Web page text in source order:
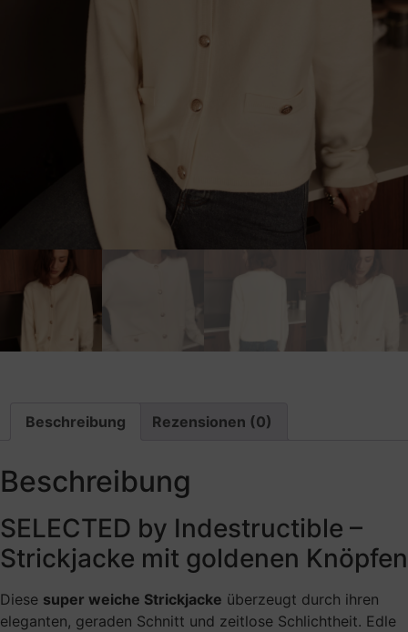
Beschreibung Rezensionen (0)
Beschreibung
SELECTED by Indestructible –
Strickjacke mit goldenen Knöpfen
Diese super weiche Strickjacke überzeugt durch ihren
eleganten, geraden Schnitt und zeitlose Schlichtheit. Edle